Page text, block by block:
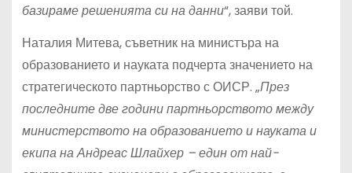
базираме решенията си на данни“, заяви той.
Наталия Митева, съветник на министъра на
образованието и науката подчерта значението на
стратегическото партньорство с ОИСР. „През
последните две години партньорството между
министерството на образованието и науката и
екипа на Андреас Шлайхер – един от най-